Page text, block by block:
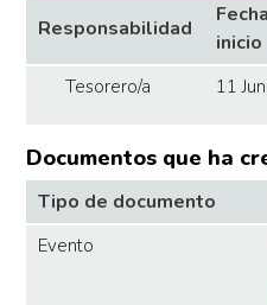
Responsabilidad
inicio
Tesorero/a 11
Documentos que ha
Tipo de documento
Evento